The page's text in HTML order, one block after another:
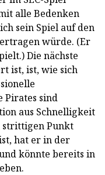
alle Bedenken
sein Spiel auf den
würde. (Er
Die nächste
ist, ist, wie sich
Pirates sind
aus Schnelligkeit
strittigen Punkt
hat er in der
könnte bereits in